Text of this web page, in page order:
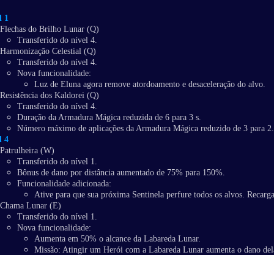
1
Flechas do Brilho Lunar (Q)
Transferido do nível 4.
Harmonização Celestial (Q)
Transferido do nível 4.
Nova funcionalidade:
Luz de Eluna agora remove atordoamento e desaceleração do alvo.
Resistência dos Kaldorei (Q)
Transferido do nível 4.
Duração da Armadura Mágica reduzida de 6 para 3 s.
Número máximo de aplicações da Armadura Mágica reduzido de 3 para 2.
4
Patrulheira (W)
Transferido do nível 1.
Bônus de dano por distância aumentado de 75% para 150%.
Funcionalidade adicionada:
Ative para que sua próxima Sentinela perfure todos os alvos.
Chama Lunar (E)
Transferido do nível 1.
Nova funcionalidade:
Aumenta em 50% o alcance da Labareda Lunar.
Missão: Atingir um Herói com a Labareda Lunar aumenta o dano